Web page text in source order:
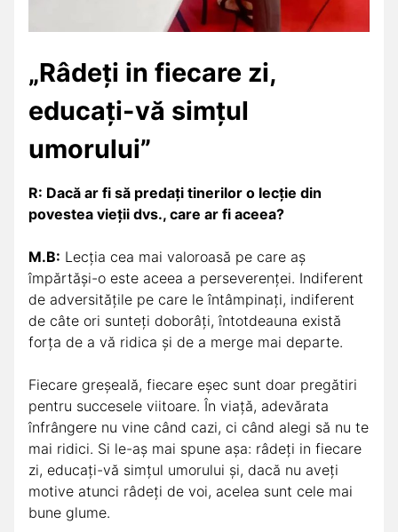
„Râdeți in fiecare zi,
educați-vă simțul
umorului”
R: Dacă ar fi să predați tinerilor o lecție din
povestea vieții dvs., care ar fi aceea?
M.B: Lecția cea mai valoroasă pe care aș
împărtăși-o este aceea a perseverenței. Indiferent
de adversitățile pe care le întâmpinați, indiferent
de câte ori sunteți doborâți, întotdeauna există
forța de a vă ridica și de a merge mai departe.
Fiecare greșeală, fiecare eșec sunt doar pregătiri
pentru succesele viitoare. În viață, adevărata
înfrângere nu vine când cazi, ci când alegi să nu te
mai ridici. Si le-aș mai spune așa: râdeți in fiecare
zi, educați-vă simțul umorului și, dacă nu aveți
motive atunci râdeți de voi, acelea sunt cele mai
bune glume.